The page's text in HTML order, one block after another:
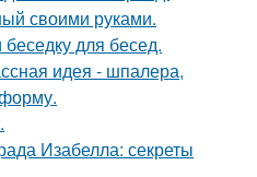
своими руками.
для бесед.
идея - шпалера,
Изабелла: секреты